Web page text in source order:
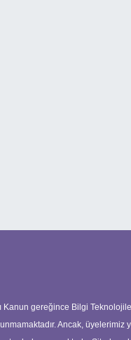
Kanun gereğince Bilgi
Ancak,